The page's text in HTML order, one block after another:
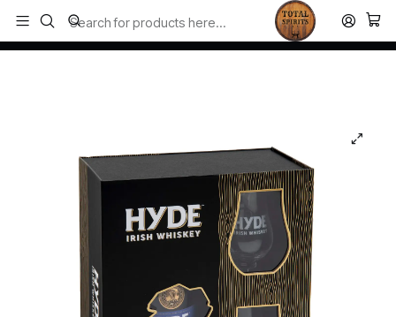
Todos los productos estan en stock. Despachamos a todo Chile.
Home Copas para Whisky Hyde Gift Box con 2 Copas